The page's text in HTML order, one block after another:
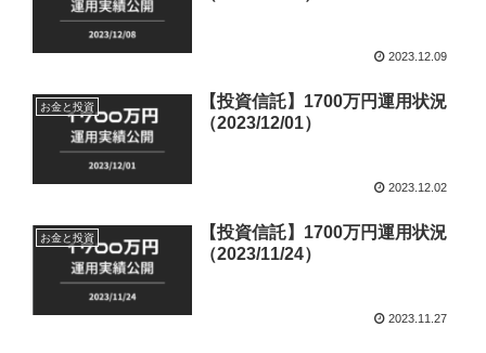
2023.12.09
お金と投資
【投資信託】1700万円運用状況
（2023/12/01）
2023.12.02
お金と投資
【投資信託】1700万円運用状況
（2023/11/24）
2023.11.27